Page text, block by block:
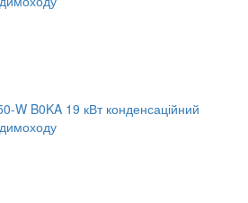
W B0KA 19 кВт конденсаційний